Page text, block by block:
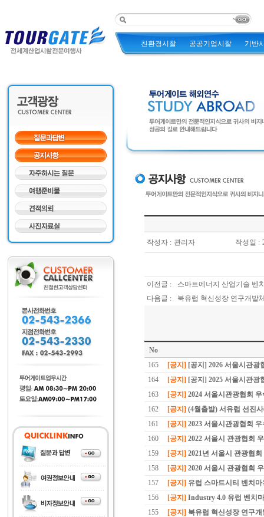
친환경시찰 공공기업시찰 기반
작성자 : 관리자 작성일 :
이전글 :
스마트에너지 산업기술 벤
다음글 :
북유럽 혁신성장 연구개발
No
165
[공지] [공지] 2026 서울시관광
164
[공지] [공지] 2025 서울시관광
163
[공지] 2024 서울시관광협회
162
[공지] (4월출발) 서유럽 선진
161
[공지] 2023 서울시관광협회
160
[공지] 2022 서울시 관광협회
159
[공지] 2021년 서울시 관광협
158
[공지] 2020 서울시 관광협회
157
[공지] 유럽 스마트시티 벤치마
156
[공지] Industry 4.0 유럽 벤치
155
[공지] 북유럽 혁신성장 연구